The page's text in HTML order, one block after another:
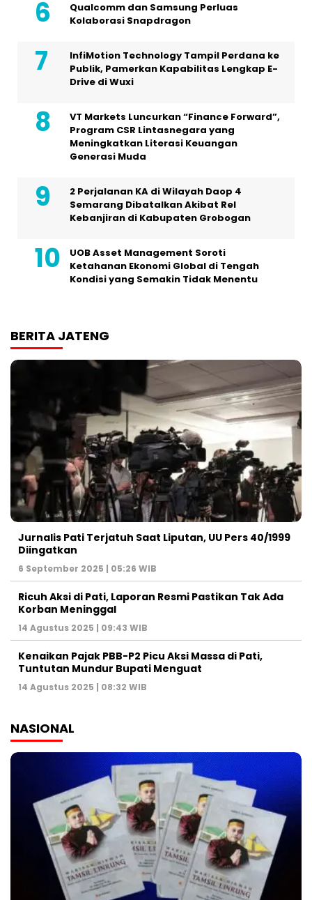
Qualcomm dan Samsung Perluas
Kolaborasi Snapdragon
InfiMotion Technology Tampil Perdana ke
Publik, Pamerkan Kapabilitas Lengkap E-
Drive di Wuxi
VT Markets Luncurkan “Finance Forward”,
Program CSR Lintasnegara yang
Meningkatkan Literasi Keuangan
Generasi Muda
2 Perjalanan KA di Wilayah Daop 4
Semarang Dibatalkan Akibat Rel
Kebanjiran di Kabupaten Grobogan
UOB Asset Management Soroti
Ketahanan Ekonomi Global di Tengah
Kondisi yang Semakin Tidak Menentu
BERITA JATENG
Jurnalis Pati Terjatuh Saat Liputan, UU Pers 40/1999
Diingatkan
6 September 2025 | 05:26 WIB
Ricuh Aksi di Pati, Laporan Resmi Pastikan Tak Ada
Korban Meninggal
14 Agustus 2025 | 09:43 WIB
Kenaikan Pajak PBB-P2 Picu Aksi Massa di Pati,
Tuntutan Mundur Bupati Menguat
14 Agustus 2025 | 08:32 WIB
NASIONAL